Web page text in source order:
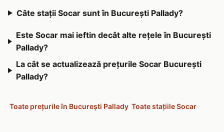
Câte stații Socar sunt în București Pallady?
Este Socar mai ieftin decât alte rețele în București
Pallady?
La cât se actualizează prețurile Socar București
Pallady?
Toate prețurile în București Pallady Toate stațiile Socar